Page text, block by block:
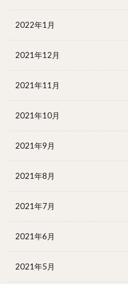
2022年1月
2021年12月
2021年11月
2021年10月
2021年9月
2021年8月
2021年7月
2021年6月
2021年5月